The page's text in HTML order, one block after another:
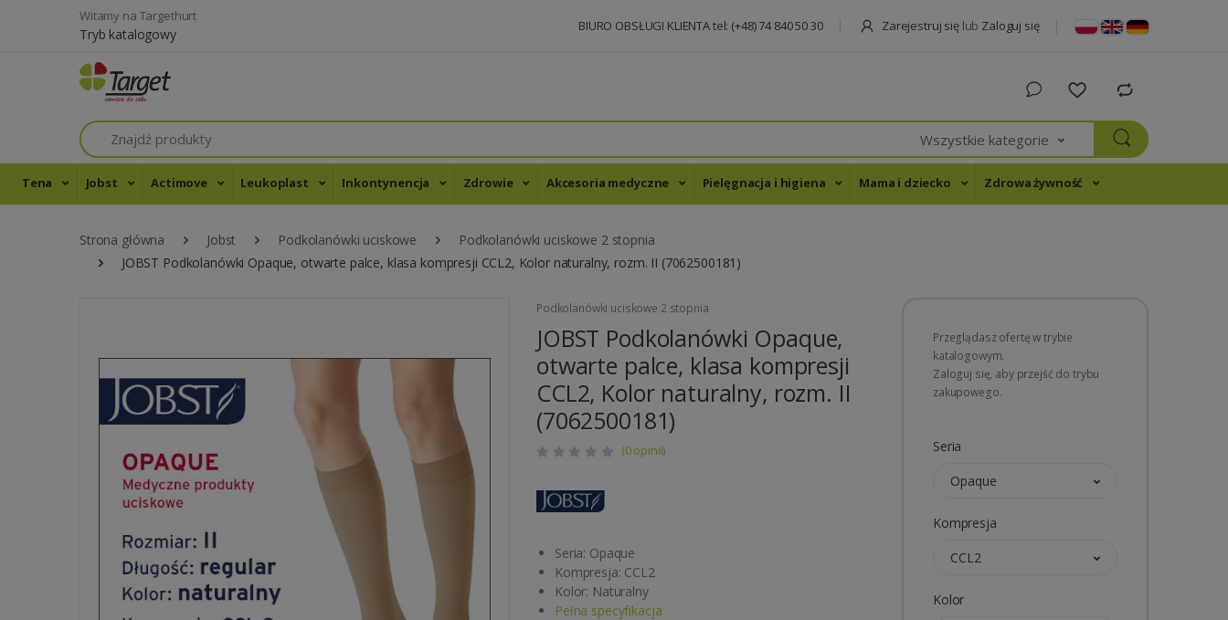
Witamy na Targethurt
Tryb katalogowy BIURO OBSŁUGI KLIENTA tel: (+48) 74 840 50 30 Zarejestruj się lub Zaloguj się
Szukaj
Wszystkie kategorie
Tena Jobst Actimove Leukoplast Inkontynencja Zdrowie Akcesoria medyczne Pielęgnacja i higiena Mama i dziecko Zdrowa żywność
Strona główna Jobst Podkolanówki uciskowe
Podkolanówki uciskowe 2 stopnia
JOBST Podkolanówki Opaque, otwarte palce, klasa kompresji CCL2, Kolor naturalny, rozm. II (7062500181)
Podkolanówki uciskowe 2 stopnia
JOBST Podkolanówki Opaque,
otwarte palce, klasa kompresji
CCL2, Kolor naturalny, rozm. II
(7062500181)
(0 opinii)
Seria: Opaque
Kompresja: CCL2
Kolor: Naturalny
Pełna specyfikacja
Przeglądasz ofertę w trybie
katalogowym.
Zaloguj się, aby przejść do trybu
zakupowego.
Seria
Opaque
Kompresja
CCL2
Kolor